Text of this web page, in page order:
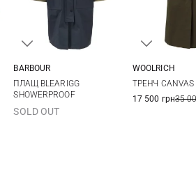
BARBOUR
ПЛАЩ BLEARIGG
SHOWERPROOF
SOLD OUT
WOOLRICH
ТРЕНЧ CANVAS
17 500 грн35